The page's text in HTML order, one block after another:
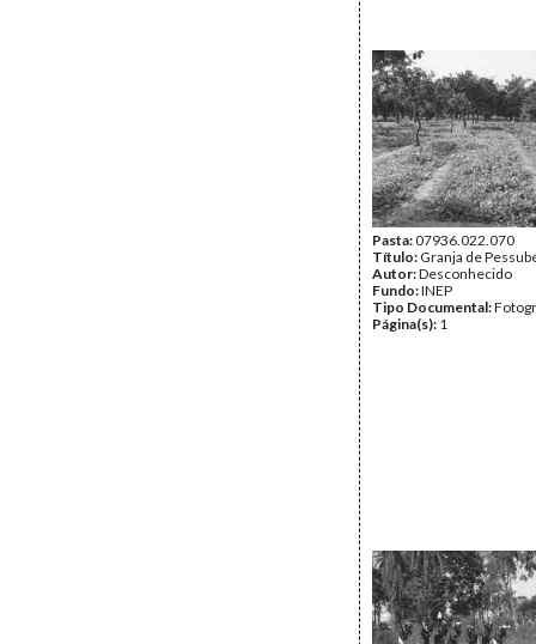
Pasta:07936.022.070
Título: Granja de
Autor:Desconhecido
Fundo:INEP
Tipo Documental:
Página(s): 1